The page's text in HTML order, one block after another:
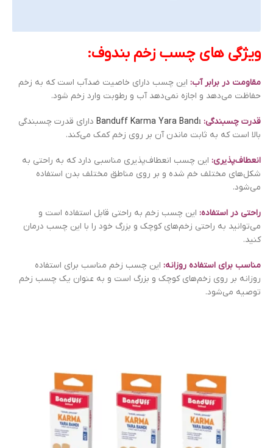
ویژگی های چسب زخم بندوف:
مقاومت در برابر آب: این چسب دارای خاصیت ضدآب است که به زخم
حفاظت می‌دهد و اجازه نمی‌دهد آب و رطوبت وارد زخم شود.
قدرت چسبندگی: Banduff Karma Yara Bandı دارای قدرت چسبندگی
بالا است که به ثابت ماندن آن بر روی زخم کمک می‌کند.
انعطاف‌پذیری: این چسب انعطاف‌پذیری مناسبی دارد که به راحتی به
شکل‌های مختلف خم شده و بر روی مناطق مختلف بدن استفاده
می‌شود.
راحتی در استفاده: این چسب زخم به راحتی قابل استفاده است و
می‌توانید به راحتی زخم‌های کوچک و بزرگ خود را با این چسب درمان
کنید.
مناسب برای استفاده روزانه: این چسب زخم مناسب برای استفاده
روزانه بر روی زخم‌های کوچک و بزرگ است و به عنوان یک چسب زخم
توصیه می‌شود.